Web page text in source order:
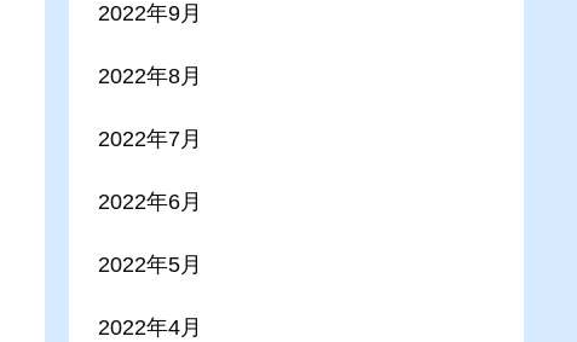
2022年9月
2022年8月
2022年7月
2022年6月
2022年5月
2022年4月